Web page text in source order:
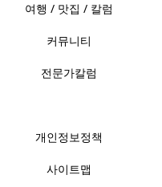
여행 / 맛집 / 칼럼
커뮤니티
전문가칼럼
개인정보정책
사이트맵